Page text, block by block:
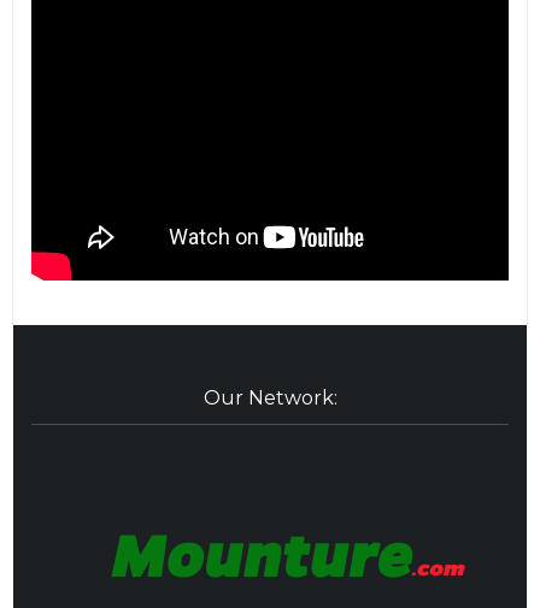
Our Network: